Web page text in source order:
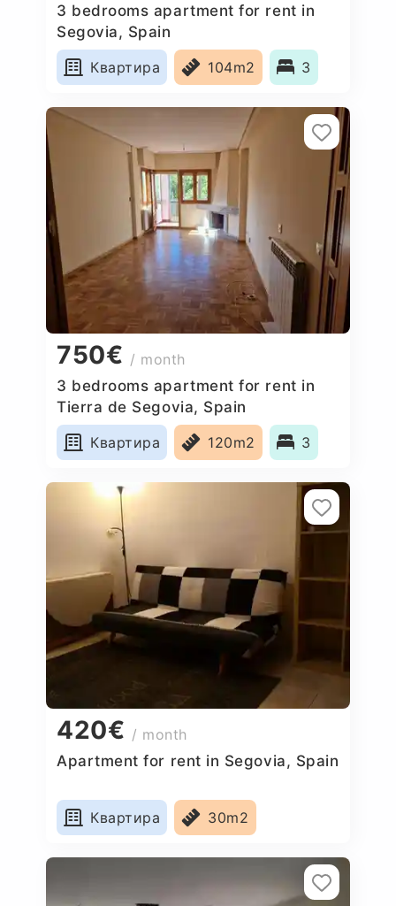
3 bedrooms apartment for rent in
Segovia, Spain
Квартира
104m2 3
750€ / month
3 bedrooms apartment for rent in
Tierra de Segovia, Spain
Квартира
120m2 3
420€ / month
Apartment for rent in Segovia, Spain
Квартира 30m2